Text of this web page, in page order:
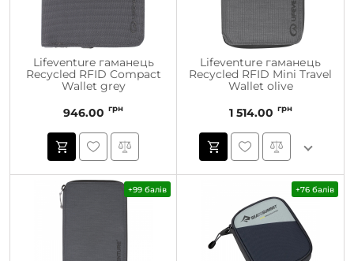
Lifeventure гаманець
Recycled RFID Compact
Wallet grey
946.00 грн
Lifeventure гаманець
Recycled RFID Mini Travel
Wallet olive
1 514.00 грн
+99 балів +76 балів